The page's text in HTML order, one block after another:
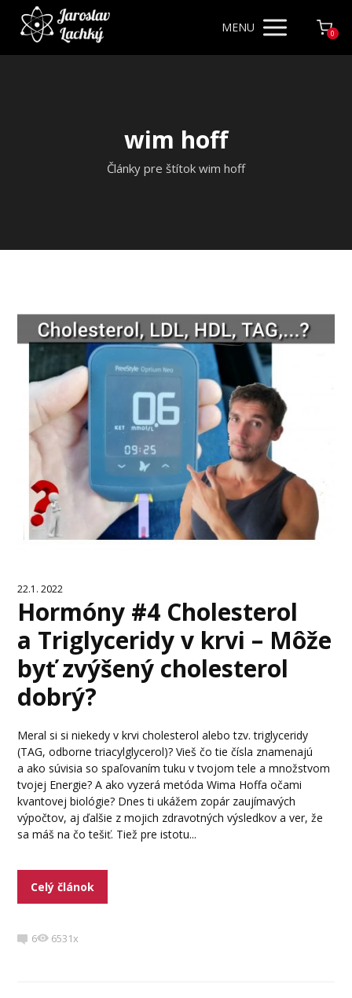
MENU 0
wim hoff
Články pre štítok wim hoff
22.1. 2022
Hormóny #4 Cholesterol
a Triglyceridy v krvi – Môže
byť zvýšený cholesterol
dobrý?
Meral si si niekedy v krvi cholesterol alebo tzv. triglyceridy
(TAG, odborne triacylglycerol)? Vieš čo tie čísla znamenajú
a ako súvisia so spaľovaním tuku v tvojom tele a množstvom
tvojej Energie? A ako vyzerá metóda Wima Hoffa očami
kvantovej biológie? Dnes ti ukážem zopár zaujímavých
výpočtov, aj ďalšie z mojich zdravotných výsledkov a ver, že
sa máš na čo tešiť. Tiež pre istotu...
Celý článok
6 6531x